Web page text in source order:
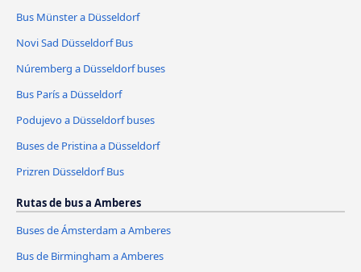
Bus Münster a Düsseldorf
Novi Sad Düsseldorf Bus
Núremberg a Düsseldorf buses
Bus París a Düsseldorf
Podujevo a Düsseldorf buses
Buses de Pristina a Düsseldorf
Prizren Düsseldorf Bus
Rutas de bus a Amberes
Buses de Ámsterdam a Amberes
Bus de Birmingham a Amberes